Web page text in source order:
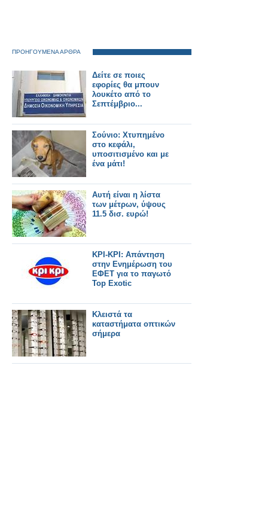
ΠΡΟΗΓΟΥΜΕΝΑ ΑΡΘΡΑ
Δείτε σε ποιες
εφορίες θα μπουν
λουκέτο από το
Σεπτέμβριο...
Σούνιο: Χτυπημένο
στο κεφάλι,
υποσιτισμένο και με
ένα μάτι!
Αυτή είναι η λίστα
των μέτρων, ύψους
11.5 δισ. ευρώ!
KΡΙ-ΚΡΙ: Απάντηση
στην Ενημέρωση του
ΕΦΕΤ για το παγωτό
Top Exotic
Κλειστά τα
καταστήματα οπτικών
σήμερα